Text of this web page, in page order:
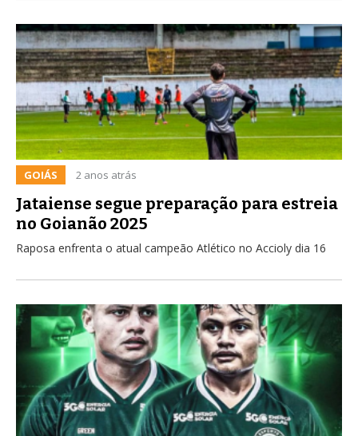
GOIÁS 2 anos atrás
Jataiense segue preparação para estreia
no Goianão 2025
Raposa enfrenta o atual campeão Atlético no Accioly dia 16